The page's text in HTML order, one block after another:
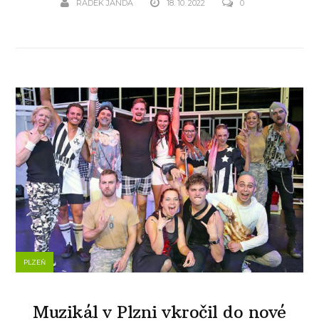
RADEK JANDA 18. 10. 2022 0
PLZEŇ
Muzikál v Plzni vkročil do nové